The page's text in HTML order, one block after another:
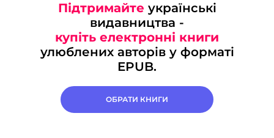
Підтримайте українські
видавництва -
купіть електронні книги
улюблених авторів у форматі
EPUB.
ОБРАТИ КНИГИ